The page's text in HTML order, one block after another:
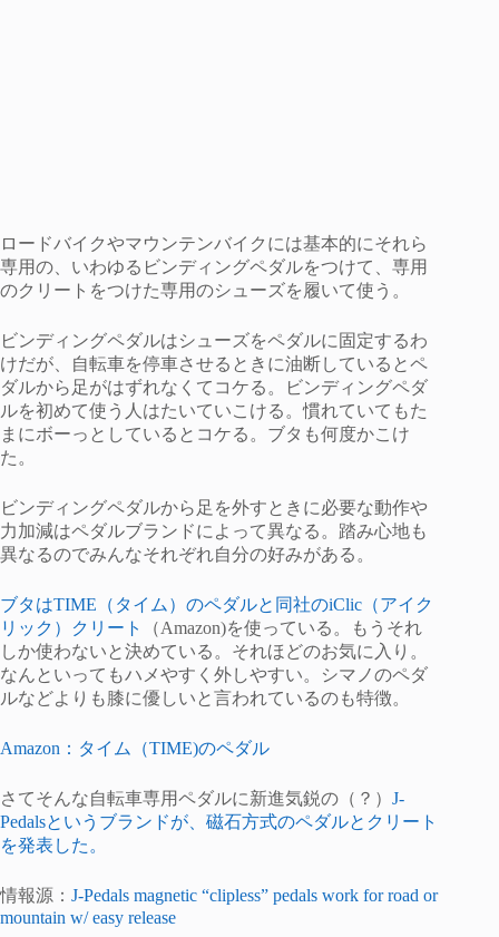
ロードバイクやマウンテンバイクには基本的にそれら
専用の、いわゆるビンディングペダルをつけて、専用
のクリートをつけた専用のシューズを履いて使う。
ビンディングペダルはシューズをペダルに固定するわ
けだが、自転車を停車させるときに油断しているとペ
ダルから足がはずれなくてコケる。ビンディングペダ
ルを初めて使う人はたいていこける。慣れていてもた
まにボーっとしているとコケる。ブタも何度かこけ
た。
ビンディングペダルから足を外すときに必要な動作や
力加減はペダルブランドによって異なる。踏み心地も
異なるのでみんなそれぞれ自分の好みがある。
ブタはTIME（タイム）のペダルと同社のiClic（アイク
リック）クリート
（Amazon)を使っている。もうそれ
しか使わないと決めている。それほどのお気に入り。
なんといってもハメやすく外しやすい。シマノのペダ
ルなどよりも膝に優しいと言われているのも特徴。
Amazon：タイム（TIME)のペダル
さてそんな自転車専用ペダルに新進気鋭の（？） J-
Pedalsというブランドが、磁石方式のペダルとクリート
を発表した。
情報源： J-Pedals magnetic “clipless” pedals work for road or
mountain w/ easy release